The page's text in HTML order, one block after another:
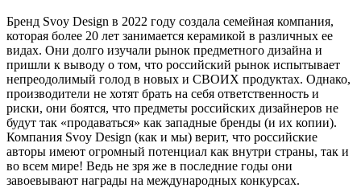
Бренд Svoy Design в 2022 году создала семейная компания,
которая более 20 лет занимается керамикой в различных ее
видах. Они долго изучали рынок предметного дизайна и
пришли к выводу о том, что российский рынок испытывает
непреодолимый голод в новых и СВОИХ продуктах. Однако,
производители не хотят брать на себя ответственность и
риски, они боятся, что предметы российских дизайнеров не
будут так «продаваться» как западные бренды (и их копии).
Компания Svoy Design (как и мы) верит, что российские
авторы имеют огромный потенциал как внутри страны, так и
во всем мире! Ведь не зря же в последние годы они
завоевывают награды на международных конкурсах.